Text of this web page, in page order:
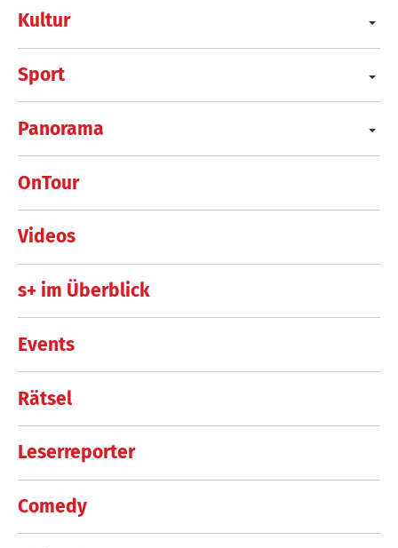
Kultur
Sport
Panorama
OnTour
Videos
s+ im Überblick
Events
Rätsel
Leserreporter
Comedy